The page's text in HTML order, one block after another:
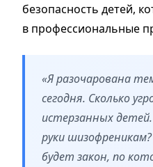
безопасность детей,
в профессиональные
«Я разочарована
сегодня. Сколько
истерзанных
руки
будет закон, по